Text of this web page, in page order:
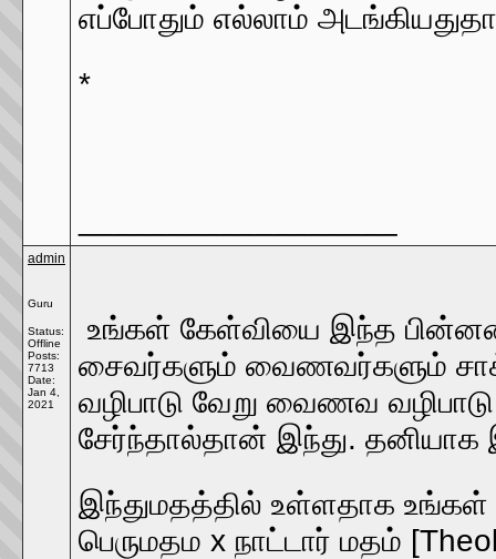
எப்போதும் எல்லாம்
*
admin
Guru
Status:
Offline
Posts:
7713
Date:
Jan 4,
2021
உங்கள் கேள்வியை இந்த
சைவர்களும் வைணவர்களும்
வழிபாடு வேறு வைணவ
சேர்ந்தால்தான் இந்து.
இந்துமதத்தில் உள்ளதாக உங்கள்
பெருமதம x நாட்டார் மதம்